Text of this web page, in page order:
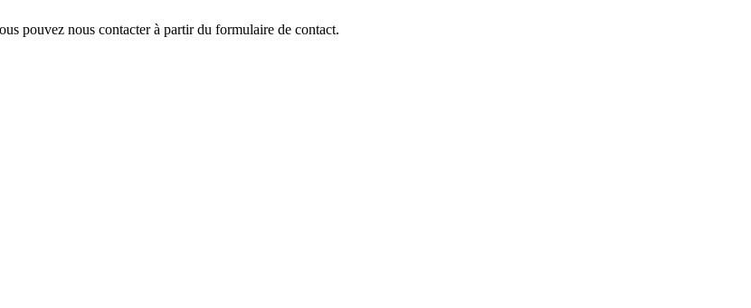
pouvez nous contacter à partir du formulaire de contact.